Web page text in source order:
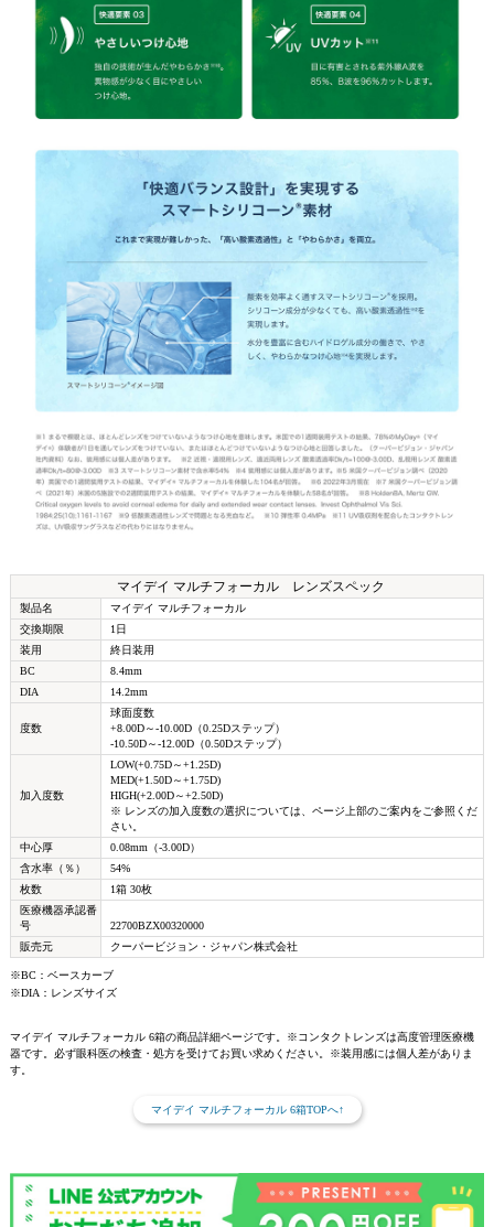
マイデイ マルチフォーカル レンズスペック
製品名
マイデイ マルチフォーカル
交換期限
1日
装用
終日装用
BC
8.4mm
DIA
14.2mm
度数
球面度数
+8.00D～-10.00D（0.25Dステップ）
-10.50D～-12.00D（0.50Dステップ）
加入度数
LOW(+0.75D～+1.25D)
MED(+1.50D～+1.75D)
HIGH(+2.00D～+2.50D)
※ レンズの加入度数の選択については、ページ上部のご案内をご参照くだ
さい。
中心厚
0.08mm（-3.00D）
含水率（％）
54%
枚数
1箱 30枚
医療機器承認番
号
22700BZX00320000
販売元
クーパービジョン・ジャパン株式会社
※BC：ベースカーブ
※DIA：レンズサイズ
マイデイ マルチフォーカル 6箱の商品詳細ページです。※コンタクトレンズは高度管理医療機
器です。必ず眼科医の検査・処方を受けてお買い求めください。※装用感には個人差がありま
す。
マイデイ マルチフォーカル 6箱TOPへ↑